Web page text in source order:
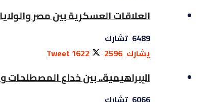
العلاقات العسكرية بين مصر
6489 تشارك
يشارك 2596
Tweet1622
الإبراهيمية.. بين خداع